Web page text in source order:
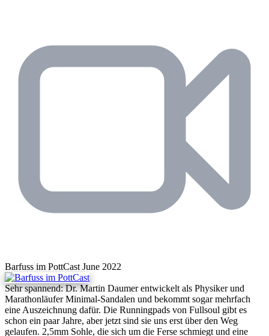
Barfuss im PottCast June 2022
Sehr spannend: Dr. Martin Daumer entwickelt als Physiker und
Marathonläufer Minimal-Sandalen und bekommt sogar mehrfach
eine Auszeichnung dafür. Die Runningpads von Fullsoul gibt es
schon ein paar Jahre, aber jetzt sind sie uns erst über den Weg
gelaufen. 2,5mm Sohle, die sich um die Ferse schmiegt und eine